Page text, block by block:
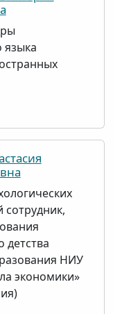
языка
сотрудник,
детства
НИУ
экономики»